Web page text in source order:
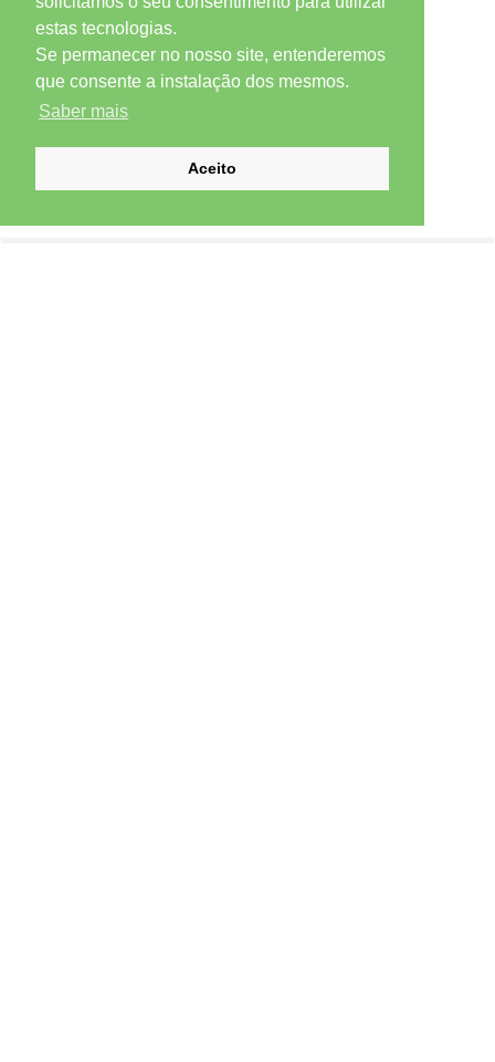
estas tecnologias.
Se permanecer no nosso site, entenderemos
que consente a instalação dos mesmos.
Saber mais
Aceito